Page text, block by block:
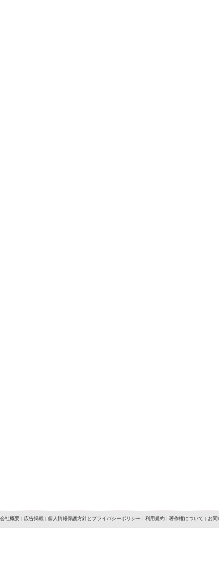
会社概要 | 広告掲載 | 個人情報保護方針とプライバシーポリシー | 利用規約 | 著作権について | お問